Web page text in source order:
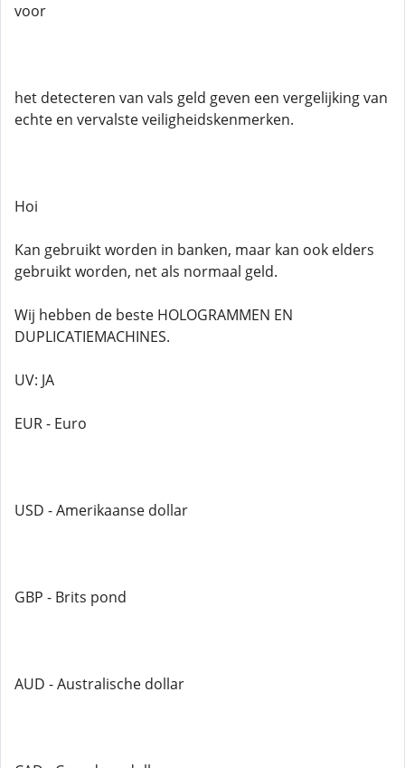
voor
het detecteren van vals geld geven een vergelijking van
echte en vervalste veiligheidskenmerken.
Hoi
Kan gebruikt worden in banken, maar kan ook elders
gebruikt worden, net als normaal geld.
Wij hebben de beste HOLOGRAMMEN EN
DUPLICATIEMACHINES.
UV: JA
EUR - Euro
USD - Amerikaanse dollar
GBP - Brits pond
AUD - Australische dollar